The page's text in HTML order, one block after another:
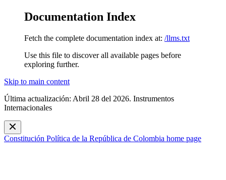
Documentation Index
Fetch the complete documentation index at: /llms.txt
Use this file to discover all available pages before
exploring further.
Skip to main content
Última actualización: Abril 28 del 2026. Instrumentos
Internacionales
Constitución Política de la República de Colombia home page